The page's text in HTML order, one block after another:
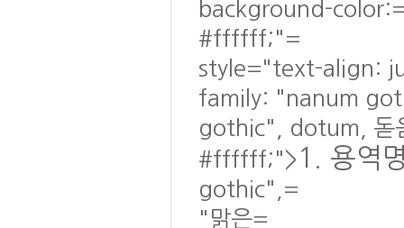
background-
#ffffff;"=
style="text-align:
family: "nanum
gothic", dotum, 돋
#ffffff;"> 1. 용역
gothic",=
"맑은=